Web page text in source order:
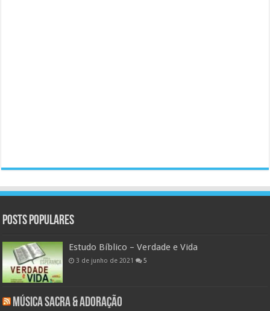
Posts populares
Estudo Bíblico – Verdade e Vida
3 de junho de 2021 5
Música Sacra & Adoração